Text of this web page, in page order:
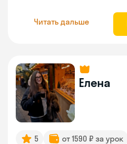
Читать дальше
Елена
5 от 1590 ₽ за урок